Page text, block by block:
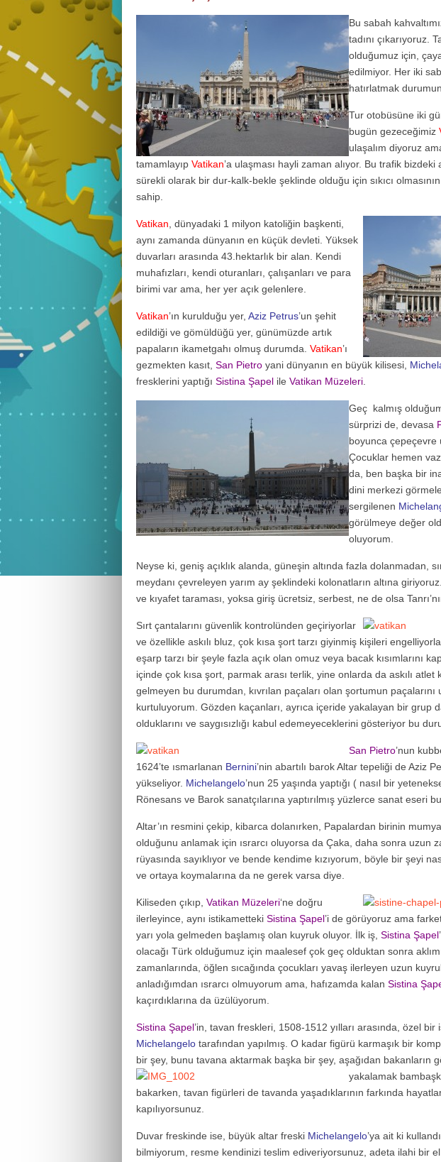
EFSANELER
Bu sabah
tadını çıkarıyoruz.
olduğumuz için,
edilmiyor. Her iki
hatırlatmak
Tur otobüsüne iki
bugün gezeceğimiz
ulaşalım diyoruz
tamamlayıp Vatikan’a ulaşması hayli zaman alıyor. Bu trafik bizdeki
sürekli olarak bir dur-kalk-bekle şeklinde olduğu için sıkıcı
sahip.
Vatikan , dünyadaki 1 milyon katoliğin başkenti,
aynı zamanda dünyanın en küçük devleti. Yüksek
duvarları arasında 43.hektarlık bir alan. Kendi
muhafızları, kendi oturanları, çalışanları ve para
birimi var ama, her yer açık gelenlere.
Vatikan’ın kurulduğu yer, Aziz Petrus’un şehit
edildiği ve gömüldüğü yer, günümüzde artık
papaların ikametgahı olmuş durumda. Vatikan’ı
gezmekten kasıt, San Pietro yani dünyanın en büyük kilisesi,
fresklerini yaptığı Sistina Şapel ile Vatikan Müzeleri
Geç kalmış
sürprizi de, devasa
boyunca çepeçevre
Çocuklar hemen
da, ben başka bir
dini merkezi
sergilenen
görülmeye değer
oluyorum.
Neyse ki, geniş açıklık alanda, güneşin altında fazla dolanmadan,
meydanı çevreleyen yarım ay şeklindeki kolonatların altına
ve kıyafet taraması, yoksa giriş ücretsiz, serbest, ne de olsa
Sırt çantalarını güvenlik kontrolünden geçiriyorlar
ve özellikle askılı bluz, çok kısa şort tarzı giyinmiş kişileri
eşarp tarzı bir şeyle fazla açık olan omuz veya bacak kısımlarını
içinde çok kısa şort, parmak arası terlik, yine onlarda da askılı atlet
gelmeyen bu durumdan, kıvrılan paçaları olan şortumun paçalarını
kurtuluyorum. Gözden kaçanları, ayrıca içeride yakalayan bir grup
olduklarını ve saygısızlığı kabul edemeyeceklerini gösteriyor bu
San Pietro’nun
1624’te ısmarlanan Bernini’nin abartılı barok Altar tepeliği de Aziz
yükseliyor. Michelangelo’nun 25 yaşında yaptığı ( nasıl bir
Rönesans ve Barok sanatçılarına yaptırılmış yüzlerce sanat eseri
Altar’ın resmini çekip, kibarca dolanırken, Papalardan birinin
olduğunu anlamak için ısrarcı oluyorsa da Çaka, daha sonra uzun
rüyasında sayıklıyor ve bende kendime kızıyorum, böyle bir şeyi
ve ortaya koymalarına da ne gerek varsa diye.
Kiliseden çıkıp, Vatikan Müzeleri‘ne doğru
ilerleyince, aynı istikametteki Sistina Şapel’i de görüyoruz ama
yarı yola gelmeden başlamış olan kuyruk oluyor. İlk iş, Sistina Şapel
olacağı Türk olduğumuz için maalesef çok geç olduktan sonra
zamanlarında, öğlen sıcağında çocukları yavaş ilerleyen uzun
anladığımdan ısrarcı olmuyorum ama, hafızamda kalan Sistina
kaçırdıklarına da üzülüyorum.
Sistina Şapel’in, tavan freskleri, 1508-1512 yılları arasında, özel bir
Michelangelo tarafından yapılmış. O kadar figürü karmaşık bir
bir şey, bunu tavana aktarmak başka bir şey, aşağıdan bakanların
yakalamak
bakarken, tavan figürleri de tavanda yaşadıklarının farkında
kapılıyorsunuz.
Duvar freskinde ise, büyük altar freski Michelangelo’ya ait ki
bilmiyorum, resme kendinizi teslim ediveriyorsunuz, adeta ilahi bir